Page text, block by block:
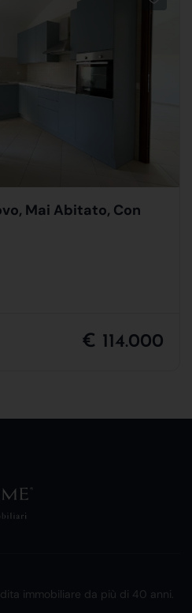
Mai Abitato, Con
€ 114.000
immobiliare da più di 40 anni.